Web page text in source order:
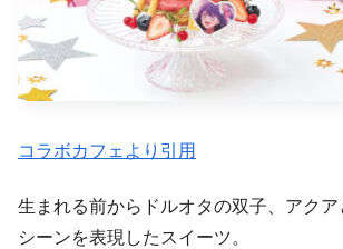
コラボカフェより引用
生まれる前からドルオタの双子、アク
シーンを表現したスイーツ。